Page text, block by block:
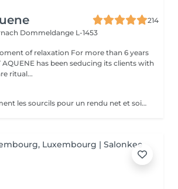
214
Dommeldange L-1453
of relaxation For more than 6 years
AQUENE has been seducing its clients with
ritual...
Redessiner totalement les sourcils pour un rendu net et soigné, cela devient simple avec la micro-pigmentation. Tous les sourcils, qu'ils soient clairsemés, trop courts, trop long ou inexistants trouvent leur courbe parfaite. Les sourcils sont un élément majeur de nos expressions. La micro-pigmentation vous permet de jouir de la forme adéquate pour sublimer vos sourcils.